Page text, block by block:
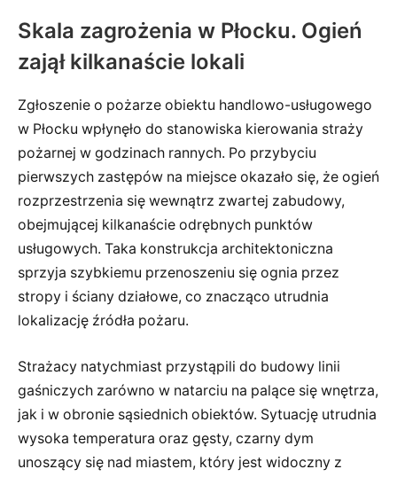
Skala zagrożenia w Płocku. Ogień
zajął kilkanaście lokali
Zgłoszenie o pożarze obiektu handlowo-usługowego
w Płocku wpłynęło do stanowiska kierowania straży
pożarnej w godzinach rannych. Po przybyciu
pierwszych zastępów na miejsce okazało się, że ogień
rozprzestrzenia się wewnątrz zwartej zabudowy,
obejmującej kilkanaście odrębnych punktów
usługowych. Taka konstrukcja architektoniczna
sprzyja szybkiemu przenoszeniu się ognia przez
stropy i ściany działowe, co znacząco utrudnia
lokalizację źródła pożaru.
Strażacy natychmiast przystąpili do budowy linii
gaśniczych zarówno w natarciu na palące się wnętrza,
jak i w obronie sąsiednich obiektów. Sytuację utrudnia
wysoka temperatura oraz gęsty, czarny dym
unoszący się nad miastem, który jest widoczny z